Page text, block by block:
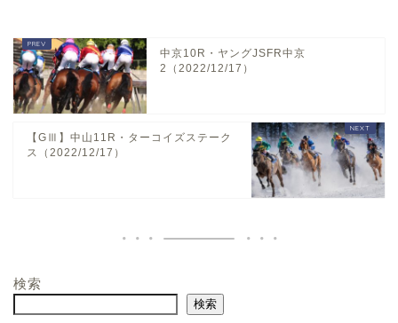
中京10R・ヤングJSFR中京
2（2022/12/17）
【GⅢ】中山11R・ターコイズステーク
ス（2022/12/17）
検索
検索